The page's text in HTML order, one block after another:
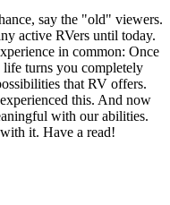
say the "old" viewers.
active RVers until today.
in common: Once
turns you completely
that RV offers.
this. And now
with our abilities.
it. Have a read!